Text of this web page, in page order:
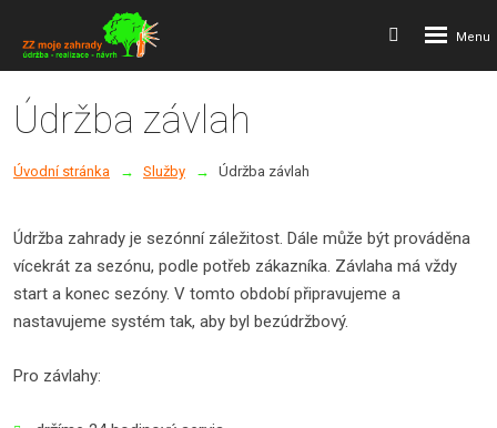
Vyhledávání
Rozbalení
Údržba závlah
Úvodní stránka Služby Údržba závlah
Údržba zahrady je sezónní záležitost. Dále může být prováděna
vícekrát za sezónu, podle potřeb zákazníka. Závlaha má vždy
start a konec sezóny. V tomto období připravujeme a
nastavujeme systém tak, aby byl bezúdržbový.
Pro závlahy: